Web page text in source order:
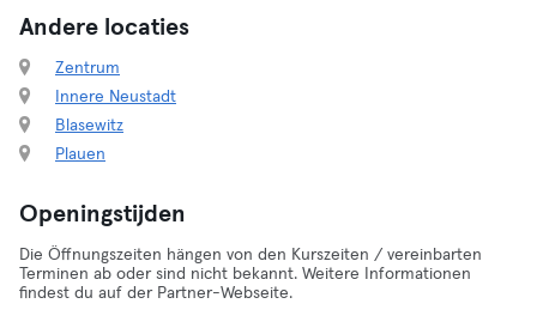
Andere locaties
Zentrum
Innere Neustadt
Blasewitz
Plauen
Openingstijden
Die Öffnungszeiten hängen von den Kurszeiten / vereinbarten
Terminen ab oder sind nicht bekannt. Weitere Informationen
findest du auf der Partner-Webseite.